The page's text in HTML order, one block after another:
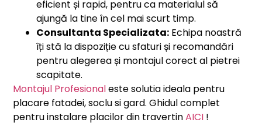
eficient și rapid, pentru ca materialul să
ajungă la tine în cel mai scurt timp.
Consultanta Specializata: Echipa noastră
îți stă la dispoziție cu sfaturi și recomandări
pentru alegerea și montajul corect al pietrei
scapitate.
Montajul Profesionaleste solutia ideala pentru
placare fatadei, soclu si gard. Ghidul complet
pentru instalare placilor din travertinAICI !